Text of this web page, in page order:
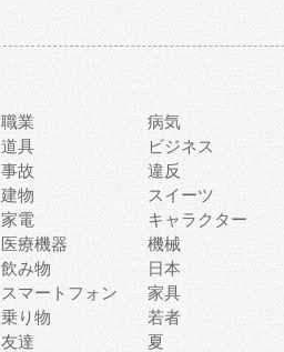
職業 病気
道具 ビジネス
事故 違反
建物 スイーツ
家電 キャラクター
医療機器 機械
飲み物 日本
スマートフォン 家具
乗り物 若者
友達 夏